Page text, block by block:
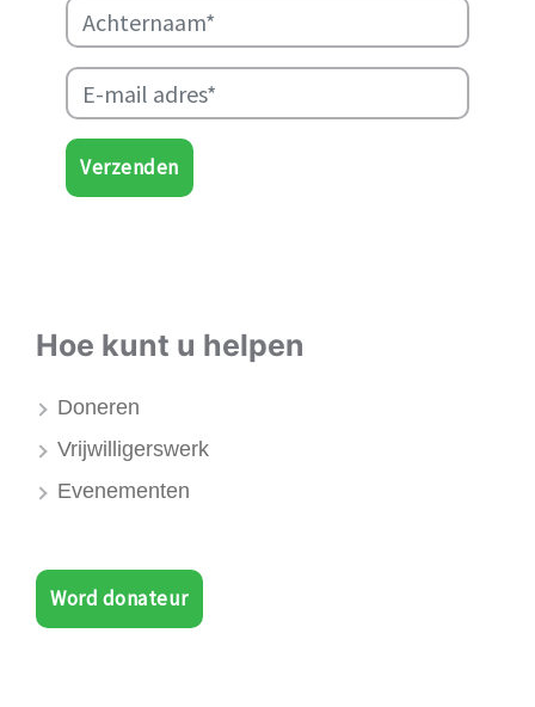
Verzenden
Hoe kunt u helpen
Doneren
Vrijwilligerswerk
Evenementen
Word donateur